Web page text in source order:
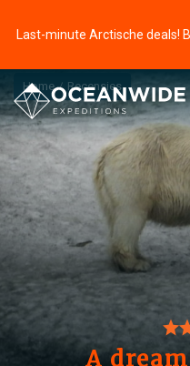
Last-minute Arctische deals!
Home Recensies
A